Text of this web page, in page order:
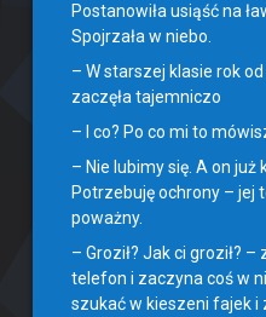
Postanowiła usiąść na
Spojrzała w niebo.
– W starszej klasie rok
zaczęła tajemniczo
– I co? Po co mi to
– Nie lubimy się. A on już
Potrzebuję ochrony – jej
poważny.
– Groził? Jak ci groził?
telefon i zaczyna coś w
szukać w kieszeni fajek i